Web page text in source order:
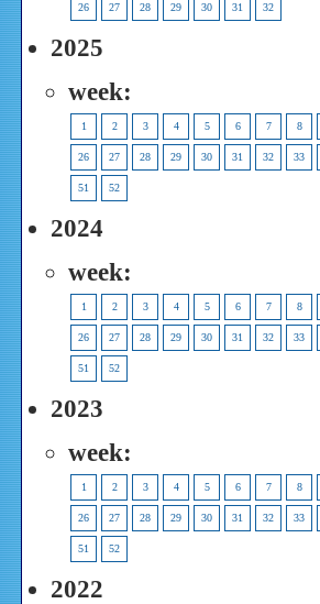
26 27 28 29 30 31 32
2025
week:
1 2 3 4 5 6 7 8
26 27 28 29 30 31 32 33
51 52
2024
week:
1 2 3 4 5 6 7 8
26 27 28 29 30 31 32 33
51 52
2023
week:
1 2 3 4 5 6 7 8
26 27 28 29 30 31 32 33
51 52
2022